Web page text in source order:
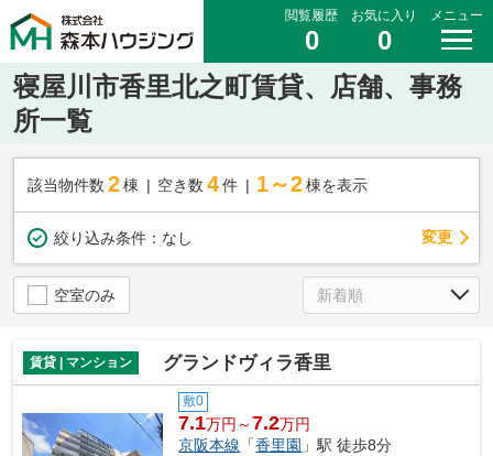
閲覧履歴
0
お気に入り
0
メニュー
寝屋川市香里北之町賃貸、店舗、事務
所一覧
該当物件数 2棟 空き数 4 件 1～2 棟を表示
絞り込み条件： なし 変更
空室のみ
賃貸 | マンション グランドヴィラ香里
敷0
7.1万円～7.2万円
京阪本線 「香里園 」駅 徒歩8分